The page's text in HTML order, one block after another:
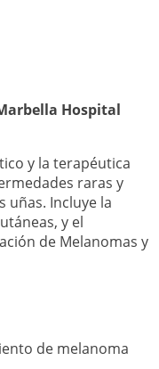
Hospital
y la terapéutica
raras y
uñas. Incluye la
y el
de Melanomas y
de melanoma